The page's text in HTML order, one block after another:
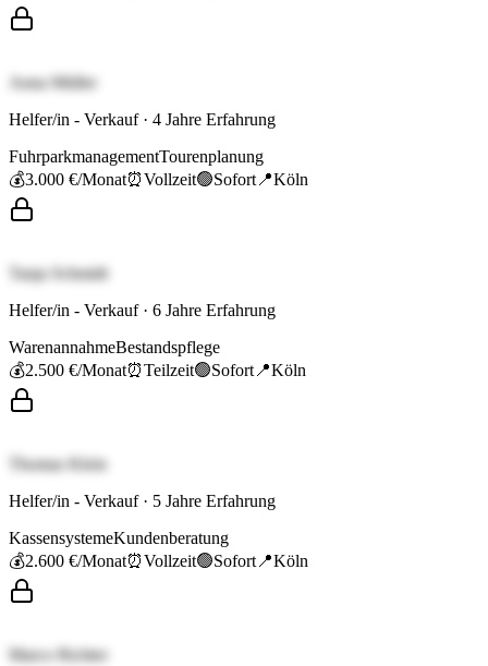
Anna Müller
Helfer/in - Verkauf· 4 Jahre Erfahrung
FuhrparkmanagementTourenplanung
💰3.000 €/Monat⏰Vollzeit🟢Sofort 📍Köln
Tanja Schmidt
Helfer/in - Verkauf· 6 Jahre Erfahrung
WarenannahmeBestandspflege
💰2.500 €/Monat⏰Teilzeit🟢Sofort 📍Köln
Thomas Klein
Helfer/in - Verkauf· 5 Jahre Erfahrung
KassensystemeKundenberatung
💰2.600 €/Monat⏰Vollzeit🟢Sofort 📍Köln
Marco Richter